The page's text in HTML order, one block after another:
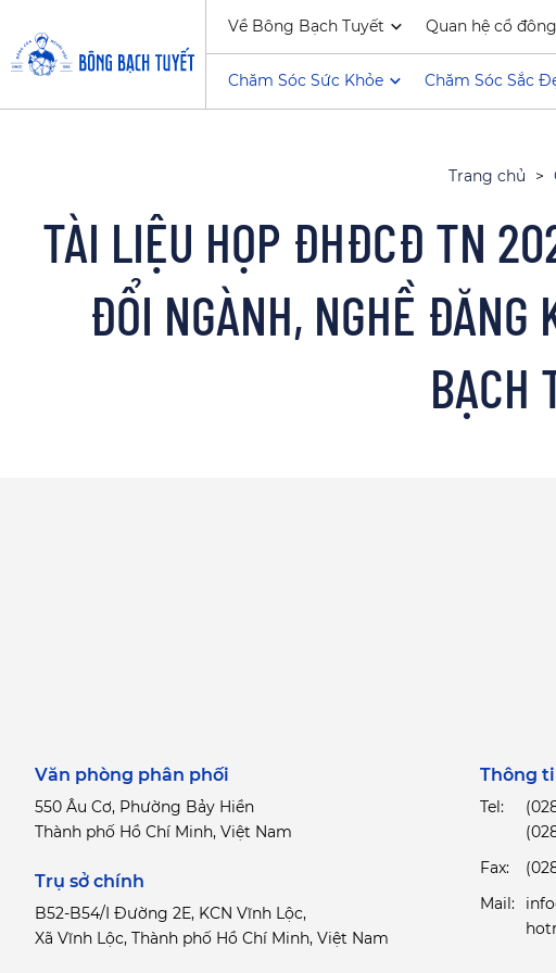
Về Bông Bạch Tuyết Quan hệ cổ đông
Chăm Sóc Sức Khỏe Chăm Sóc Sắc
Trang chủ >
TÀI LIỆU HỌP ĐHĐCĐ TN
ĐỔI NGÀNH, NGHỀ ĐĂNG
BẠCH
Văn phòng phân phối
550 Âu Cơ, Phường Bảy Hiền
Thành phố Hồ Chí Minh, Việt Nam
Trụ sở chính
B52-B54/I Đường 2E, KCN Vĩnh Lộc,
Xã Vĩnh Lộc, Thành phố Hồ Chí Minh, Việt Nam
Thông
Tel:
Fax:
Mail: